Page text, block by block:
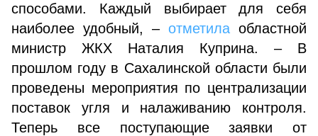
способами. Каждый выбирает для себя
наиболее удобный, – отметила областной
министр ЖКХ Наталия Куприна. – В
прошлом году в Сахалинской области были
проведены мероприятия по централизации
поставок угля и налаживанию контроля.
Теперь все поступающие заявки от